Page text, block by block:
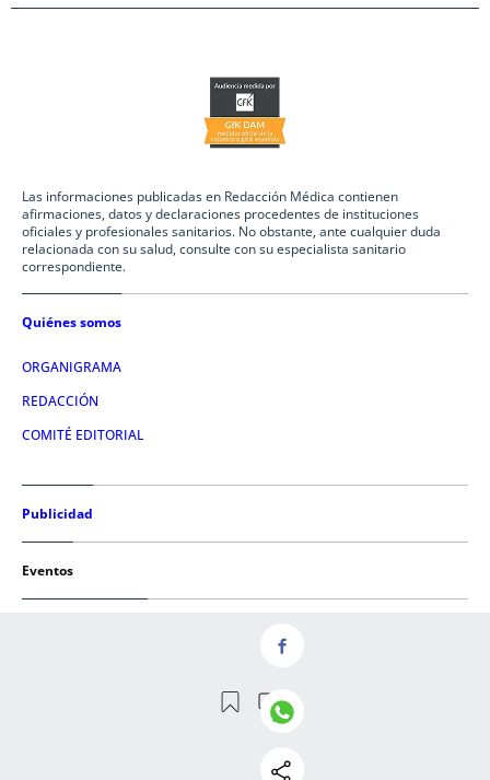
Las informaciones publicadas en Redacción Médica contienen
afirmaciones, datos y declaraciones procedentes de instituciones
oficiales y profesionales sanitarios. No obstante, ante cualquier duda
relacionada con su salud, consulte con su especialista sanitario
correspondiente.
Quiénes somos
ORGANIGRAMA
REDACCIÓN
COMITÉ EDITORIAL
Publicidad
Eventos